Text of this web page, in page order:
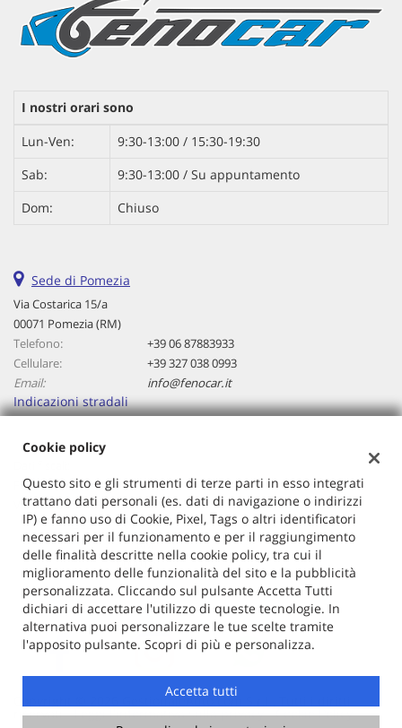
I nostri orari sono
Lun-Ven:
9:30-13:00 / 15:30-19:30
Sab:
9:30-13:00 / Su appuntamento
Dom:
Chiuso
Sede di Pomezia
Via Costarica 15/a
00071 Pomezia (RM)
Telefono:
+39 06 87883933
Cellulare:
+39 327 038 0993
Email:
info@fenocar.it
Indicazioni stradali
Fenocar Srl
Via Costarica 15/a
C.F/P.IVA:13021171007
Registro delle imprese:RM
Capitale sociale: €10000 i.v.
Copyright © 2026 GestionaleAuto.com S.r.l., Tutti i diritti
riservati -Leggi l'informativa sulla privacy-Cookie Policy
Cookie policy
Questo sito e gli strumenti di terze parti in esso integrati
trattano dati personali (es. dati di navigazione o indirizzi
IP) e fanno uso di Cookie, Pixel, Tags o altri identificatori
necessari per il funzionamento e per il raggiungimento
delle finalità descritte nella cookie policy, tra cui il
miglioramento delle funzionalità del sito e la pubblicità
personalizzata. Cliccando sul pulsante Accetta Tutti
dichiari di accettare l'utilizzo di queste tecnologie. In
alternativa puoi personalizzare le tue scelte tramite
l'apposito pulsante. Scopri di più e personalizza.
Accetta tutti